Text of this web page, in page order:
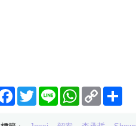
Facebook
TwitterLine WhatsApp
Copy
Link
分